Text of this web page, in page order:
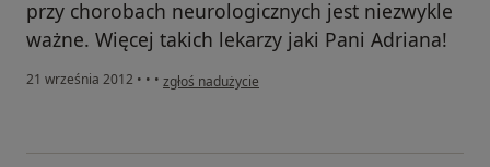
przy chorobach neurologicznych jest niezwykle
ważne. Więcej takich lekarzy jaki Pani Adriana!
21 września 2012 • • • w opinii użytkownika mgr Katarzyna Lubera
zgłoś nadużycie